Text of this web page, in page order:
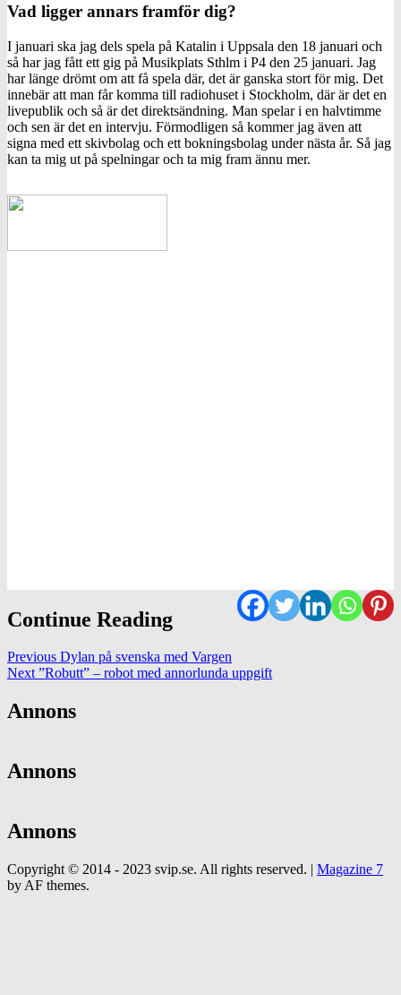
Vad ligger annars framför dig?
I januari ska jag dels spela på Katalin i Uppsala den 18 januari och
så har jag fått ett gig på Musikplats Sthlm i P4 den 25 januari. Jag
har länge drömt om att få spela där, det är ganska stort för mig. Det
innebär att man får komma till radiohuset i Stockholm, där är det en
livepublik och så är det direktsändning. Man spelar i en halvtimme
och sen är det en intervju. Förmodligen så kommer jag även att
signa med ett skivbolag och ett bokningsbolag under nästa år. Så jag
kan ta mig ut på spelningar och ta mig fram ännu mer.
Continue Reading
Previous Dylan på svenska med Vargen
Next”Robutt” – robot med annorlunda uppgift
Annons
Annons
Annons
Copyright © 2014 - 2023 svip.se. All rights reserved. | Magazine 7
by AF themes.